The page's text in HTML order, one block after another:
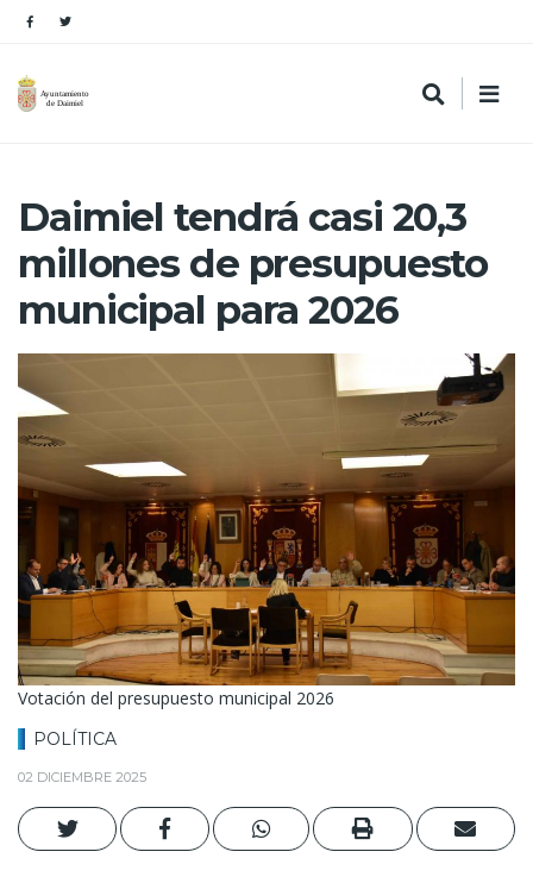
Daimiel tendrá casi 20,3
millones de presupuesto
municipal para 2026
Votación del presupuesto municipal 2026
POLÍTICA
02 DICIEMBRE 2025